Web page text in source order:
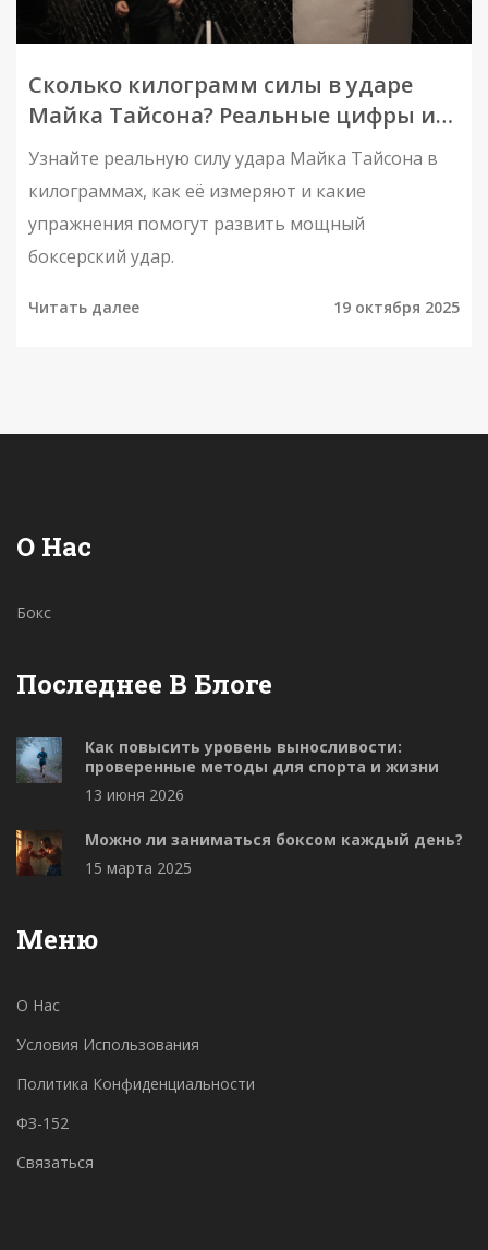
Сколько килограмм силы в ударе
Майка Тайсона? Реальные цифры и
как развить мощный удар
Узнайте реальную силу удара Майка Тайсона в
килограммах, как её измеряют и какие
упражнения помогут развить мощный
боксерский удар.
Читать далее 19 октября 2025
О Нас
Бокс
Последнее В Блоге
Как повысить уровень выносливости:
проверенные методы для спорта и жизни
13 июня 2026
Можно ли заниматься боксом каждый день?
15 марта 2025
Меню
О Нас
Условия Использования
Политика Конфиденциальности
ФЗ-152
Связаться